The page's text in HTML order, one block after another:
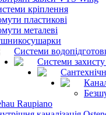
кріплення
пластикові
металеві
Системи
Системи
Raupiano